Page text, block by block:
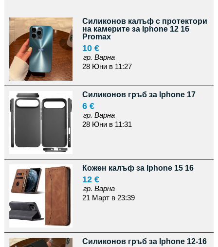
Силиконов калъф с протектори
на камерите за Iphone 12 16
Promax
10 €
гр. Варна
28 Юни в 11:27
Силиконов гръб за Iphone 17
6 €
гр. Варна
28 Юни в 11:31
Кожен калъф за Iphone 15 16
12 €
гр. Варна
21 Март в 23:39
Силиконов гръб за Iphone 12-16